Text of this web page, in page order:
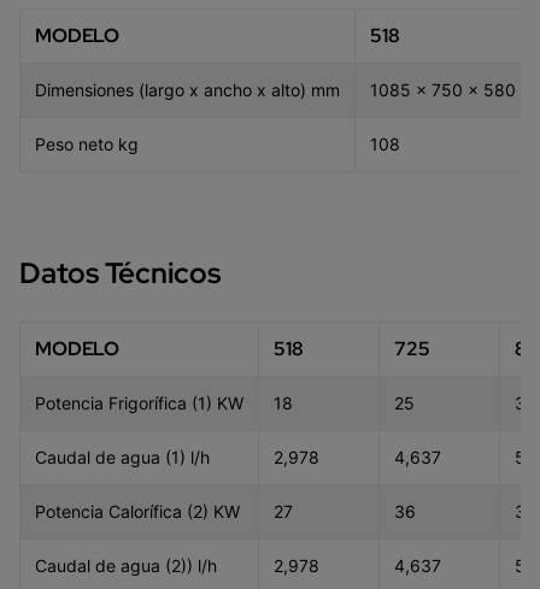
MODELO 518
Dimensiones (largo x ancho x alto) mm 1085 x 750 x 580
Peso neto kg 108
Datos Técnicos
MODELO 518 725
Potencia Frigorífica (1) KW 18 25 30
Caudal de agua (1) l/h 2,978 4,637
Potencia Calorífica (2) KW 27 36 33
Caudal de agua (2)) l/h 2,978 4,637